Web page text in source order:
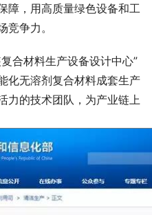
障，用高质量绿色设备和工
争力。
合材料生产设备设计中心”
化无溶剂复合材料成套生产
力的技术团队，为产业链上